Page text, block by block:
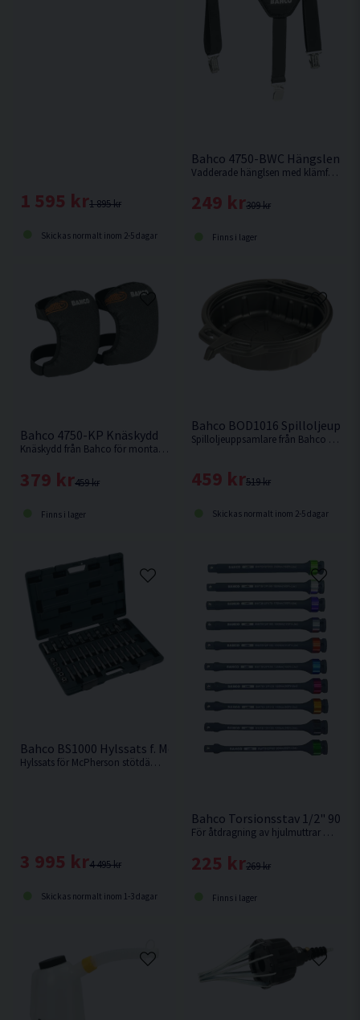
1 895 kr
1 595 kr
Skickas normalt inom 2-5 dagar
Bahco 4750-BWC Hängslen
Vadderade hänglsen med klämfäste från Bahco.
309 kr
249 kr
Finns i lager
Bahco 4750-KP Knäskydd
Knäskydd från Bahco för montage utanpå byxorna.
459 kr
379 kr
Finns i lager
Bahco BOD1016
Spilloljeuppsamlare från Bahco som underlättar ditt oljebyte genom att minska risken för spill.
519 kr
459 kr
Skickas normalt inom 2-5 dagar
Bahco BS1000 Hylssats f. McPherson Stötdämpare 39 delar
Hylssats för McPherson stötdämpare från Bahco.
4 495 kr
3 995 kr
Skickas normalt inom 1-3 dagar
Bahco Torsionsstav 1/2" 90-
För åtdragning av hjulmuttrar med en mutterdragare utan att överskrida rekommenderat vridmoment. Välj styrka i rullmenyn.
269 kr
225 kr
Finns i lager